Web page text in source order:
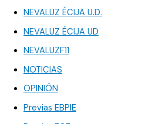
NEVALUZ ÉCIJA U.D.
NEVALUZ ÉCIJA UD
NEVALUZF11
NOTICIAS
OPINIÓN
Previas EBPIE